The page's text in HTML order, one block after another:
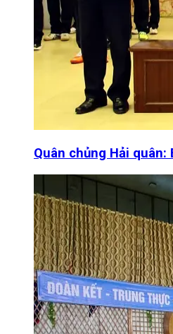
Quân chủng Hải